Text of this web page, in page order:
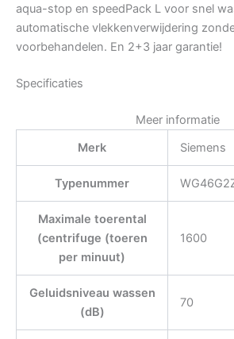
aqua-stop en speedPack L voor snel
automatische vlekkenverwijdering
voorbehandelen. En 2+3 jaar garantie!
Specificaties
Meer informatie
Merk
Siemens
Typenummer
Maximale toerental
(centrifuge (toeren
per minuut)
1600
Geluidsniveau wassen
(dB)
70